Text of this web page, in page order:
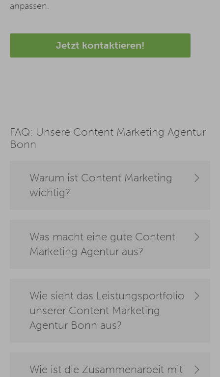
anpassen.
Jetzt kontaktieren!
FAQ: Unsere Content Marketing Agentur
Bonn
Warum ist Content Marketing
wichtig?
Was macht eine gute Content
Marketing Agentur aus?
Wie sieht das Leistungsportfolio
unserer Content Marketing
Agentur Bonn aus?
Wie ist die Zusammenarbeit mit